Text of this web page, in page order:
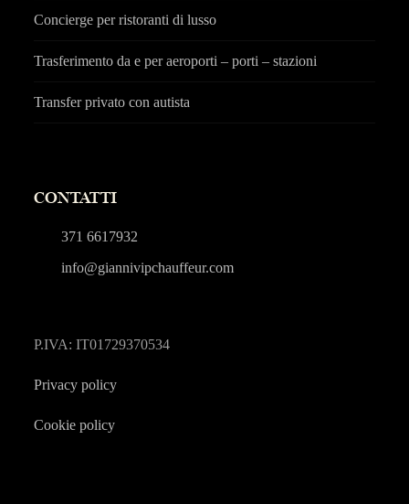
Concierge per ristoranti di lusso
Trasferimento da e per aeroporti – porti – stazioni
Transfer privato con autista
CONTATTI
371 6617932
info@giannivipchauffeur.com
P.IVA: IT01729370534
Privacy policy
Cookie policy